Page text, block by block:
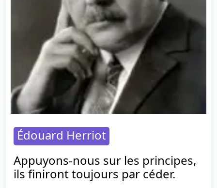
Édouard Herriot
Appuyons-nous sur les principes,
ils finiront toujours par céder.